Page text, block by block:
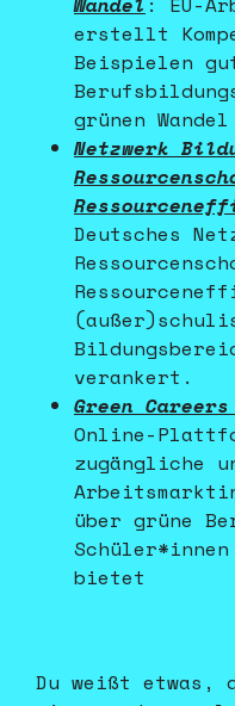
Du weißt etwas,
erstellt
Beispielen
grünen Wandel
Netzwerk
Deutsches
verankert.
Green Careers
Online-
zugängliche
über grüne
Schüler*innen
bietet